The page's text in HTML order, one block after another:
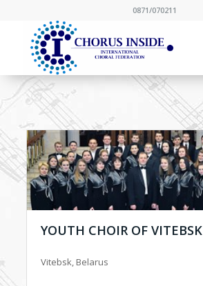
0871/070211
YOUTH CHOIR OF VITEBSK
Vitebsk, Belarus